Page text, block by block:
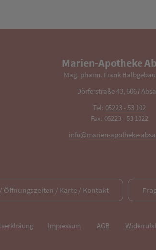
Marien-Apotheke
Mag. pharm. Frank
Dörferstraße 43, 6067
Tel: 05223 - 53 102
Fax: 05223 - 53 1022
info@marien-apotheke-
Öffnungszeiten / Karte / Kontakt
Impressum AGB